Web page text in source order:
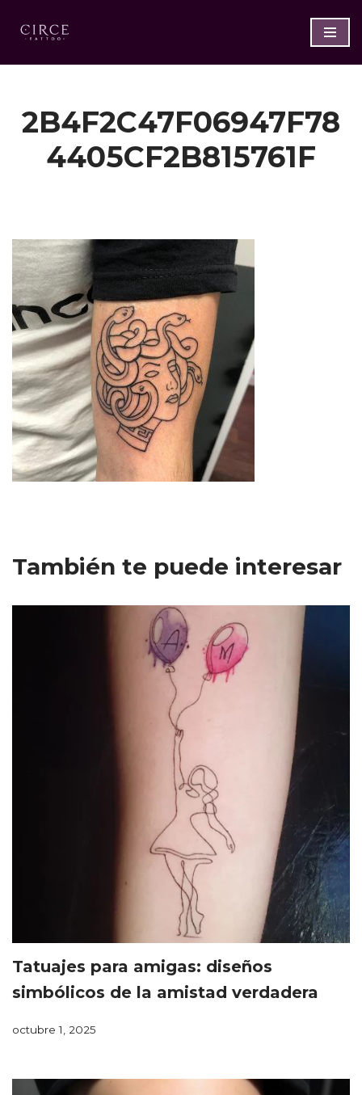
Saltar
al
2B4F2C47F06947F78
4405CF2B815761F
También te puede interesar
Tatuajes para amigas: diseños
simbólicos de la amistad verdadera
octubre 1, 2025